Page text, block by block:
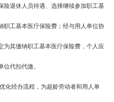
险退休人员待遇、选择继续参加职工基
职工基本医疗保险费；经与用人单位协
为其缴纳职工基本医疗保险费，个人应
代扣代缴。
化经办流程，为超龄劳动者和用人单